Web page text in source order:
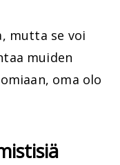
mutta se voi
muiden
oma olo